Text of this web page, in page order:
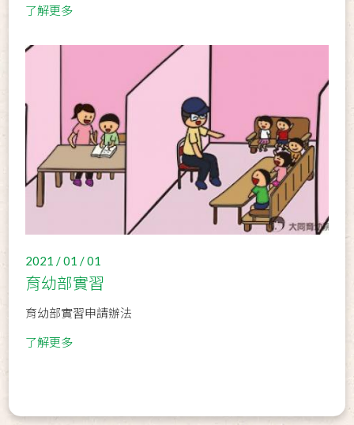
了解更多
2021 / 01 / 01
育幼部實習
育幼部實習申請辦法
了解更多